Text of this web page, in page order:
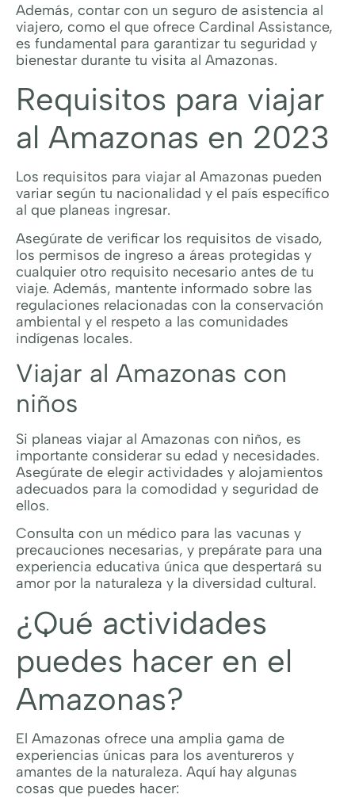
Además, contar con un seguro de asistencia al
viajero, como el que ofrece Cardinal Assistance,
es fundamental para garantizar tu seguridad y
bienestar durante tu visita al Amazonas.
Requisitos para viajar
al Amazonas en 2023
Los requisitos para viajar al Amazonas pueden
variar según tu nacionalidad y el país específico
al que planeas ingresar.
Asegúrate de verificar los requisitos de visado,
los permisos de ingreso a áreas protegidas y
cualquier otro requisito necesario antes de tu
viaje. Además, mantente informado sobre las
regulaciones relacionadas con la conservación
ambiental y el respeto a las comunidades
indígenas locales.
Viajar al Amazonas con
niños
Si planeas viajar al Amazonas con niños, es
importante considerar su edad y necesidades.
Asegúrate de elegir actividades y alojamientos
adecuados para la comodidad y seguridad de
ellos.
Consulta con un médico para las vacunas y
precauciones necesarias, y prepárate para una
experiencia educativa única que despertará su
amor por la naturaleza y la diversidad cultural.
¿Qué actividades
puedes hacer en el
Amazonas?
El Amazonas ofrece una amplia gama de
experiencias únicas para los aventureros y
amantes de la naturaleza. Aquí hay algunas
cosas que puedes hacer: